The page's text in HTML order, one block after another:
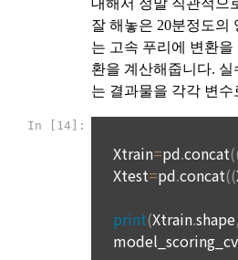
4. “회원”은 본인의 아이디 외에 타인
된다. 타인에게 본인의 아이디를 양
디를 양수할 수 없다.
5. “회원”은 자신의 아이디나 비밀번
지 않고 “회원”의 아이디와 비밀번호
신의 아이디와 관련된 모든 활동에 대
6. “회원”이 서비스 내에 작성·등록한
은 게시자에게 있다. 해당 게시물이
경우, “회원”은 이에 대해 전적으로
내에서 “회사”를 면책한다.
"회사"는 이용자의 개인정보를 보호
다하고 있습니다. 단, 이용자의 개인
페이스북 등 외부 서비스와의 연동
정 정보), 비밀번호 등 개인정보가 유
적인 인터넷의 위험성 때문에 일어
우 타 사이트의 페이지와 연결되어
약관계에 의하거나 제공받은 컨텐츠
입니다. "사이트"가 포함하고 있는 링